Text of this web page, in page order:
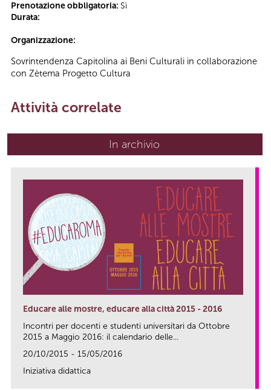
Prenotazione obbligatoria: Sì
Durata:
Organizzazione:
Sovrintendenza Capitolina ai Beni Culturali in collaborazione
con Zètema Progetto Cultura
Attività correlate
In archivio
Educare alle mostre, educare alla città 2015 - 2016
Incontri per docenti e studenti universitari da Ottobre
2015 a Maggio 2016: il calendario delle...
20/10/2015 - 15/05/2016
Iniziativa didattica